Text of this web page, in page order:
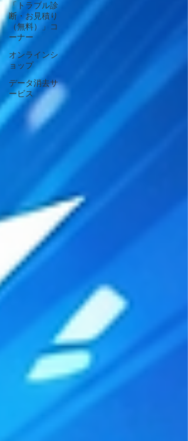
「トラブル診
断・お見積り
（無料）」コ
ーナー
オンラインシ
ョップ
データ消去サ
ービス